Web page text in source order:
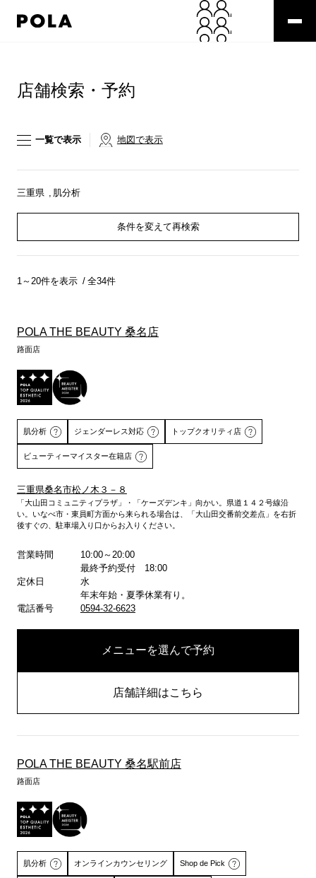
店舗検索・予約
一覧で表示 地図で表示
三重県 肌分析
条件を変えて再検索
1～20件を表示 全34件
POLA THE BEAUTY 桑名店
路面店
肌分析
詳しくはこちら
ジェンダーレス対応 トップクオリティ店
ビューティーマイスター在籍店
三重県桑名市松ノ木３－８
「大山田コミュニティプラザ」・「ケーズデンキ」向かい。県道１４２号線沿
い。いなべ市・東員町方面から来られる場合は、「大山田交番前交差点」を右折
後すぐの、駐車場入り口からお入りください。
営業時間
10:00～20:00
最終予約受付 18:00
定休日
水
年末年始・夏季休業有り。
電話番号
0594-32-6623
メニューを選んで予約
店舗詳細はこちら
POLA THE BEAUTY 桑名駅前店
路面店
肌分析 オンラインカウンセリング Shop de Pick